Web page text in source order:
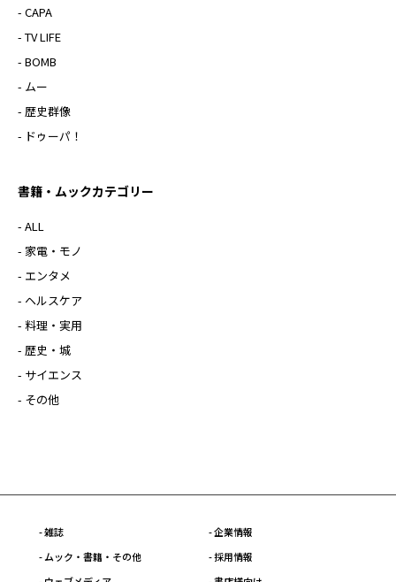
- CAPA
- TV LIFE
- BOMB
- ムー
- 歴史群像
- ドゥーパ！
書籍・ムックカテゴリー
- ALL
- 家電・モノ
- エンタメ
- ヘルスケア
- 料理・実用
- 歴史・城
- サイエンス
- その他
- 雑誌
- ムック・書籍・その他
- 企業情報
- 採用情報